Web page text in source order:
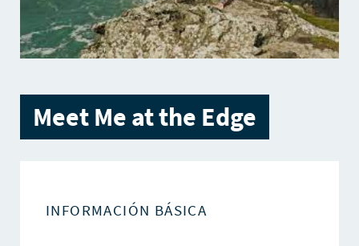
Meet Me at the Edge
INFORMACIÓN BÁSICA